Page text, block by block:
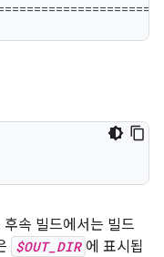
속 빌드에서는 빌드
$OUT_DIR 에 표시됩